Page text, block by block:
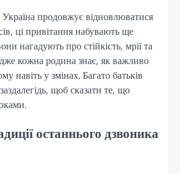
продовжує відновлюватися
ці привітання набувають ще
нагадують про стійкість, мрії та
кожна родина знає, як важливо
навіть у змінах. Багато батьків
щоб сказати те, що
останнього дзвоника